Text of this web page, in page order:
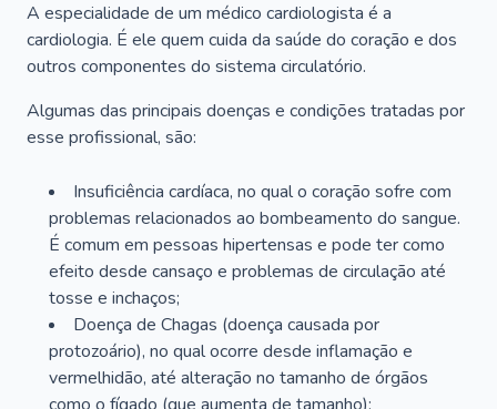
A especialidade de um médico cardiologista é a
cardiologia. É ele quem cuida da saúde do coração e dos
outros componentes do sistema circulatório.
Algumas das principais doenças e condições tratadas por
esse profissional, são:
Insuficiência cardíaca, no qual o coração sofre com
problemas relacionados ao bombeamento do sangue.
É comum em pessoas hipertensas e pode ter como
efeito desde cansaço e problemas de circulação até
tosse e inchaços;
Doença de Chagas (doença causada por
protozoário), no qual ocorre desde inflamação e
vermelhidão, até alteração no tamanho de órgãos